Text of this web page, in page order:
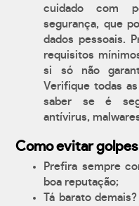
cuidado com
segurança, que
dados pessoais.
requisitos
si só não
Verifique todas
saber se é
antívirus,
Como evitar
Prefira sempre
boa reputação;
Tá barato